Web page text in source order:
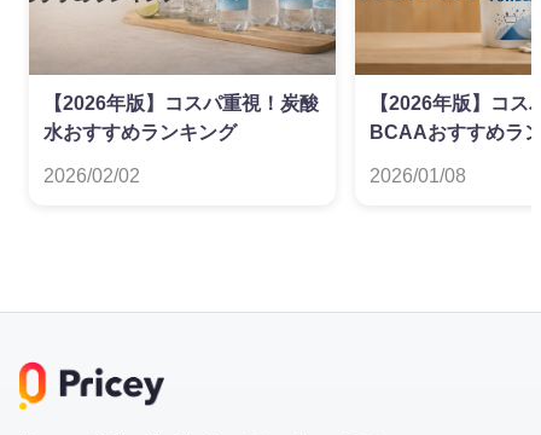
【2026年版】コスパ重視！炭酸
水おすすめランキング
2026/02/02
【2026年版】コス
BCAAおすすめラ
2026/01/08